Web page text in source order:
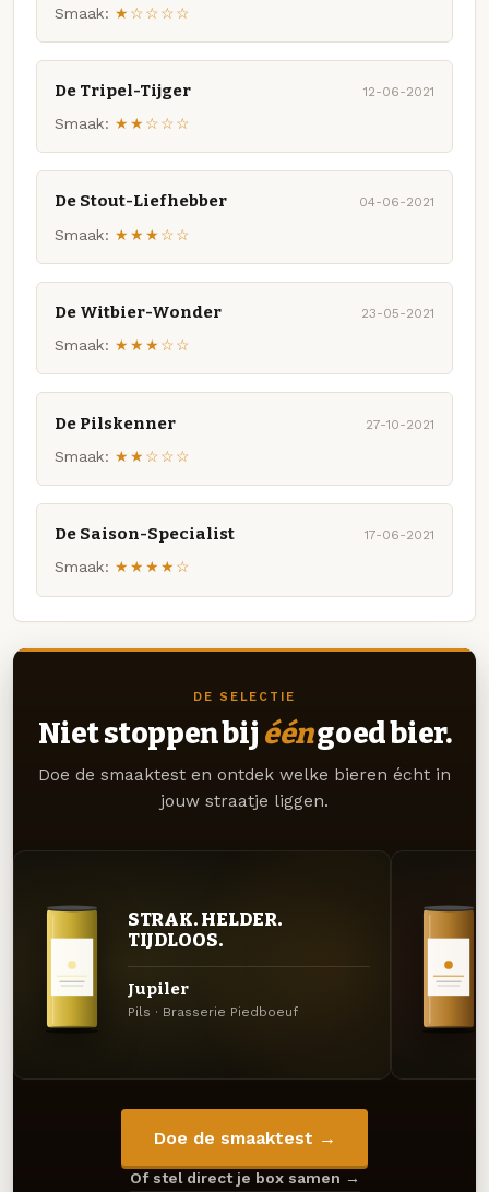
Smaak: ★☆☆☆☆
De Tripel-Tijger 12-06-2021
Smaak: ★★☆☆☆
De Stout-Liefhebber 04-06-2021
Smaak: ★★★☆☆
De Witbier-Wonder 23-05-2021
Smaak: ★★★☆☆
De Pilskenner 27-10-2021
Smaak: ★★☆☆☆
De Saison-Specialist 17-06-2021
Smaak: ★★★★☆
DE SELECTIE
Niet stoppen bij ééngoed bier.
Doe de smaaktest en ontdek welke bieren écht in
jouw straatje liggen.
STRAK. HELDER.
TIJDLOOS.
Jupiler
Pils · Brasserie Piedboeuf
Doe de smaaktest →
Of stel direct je box samen →